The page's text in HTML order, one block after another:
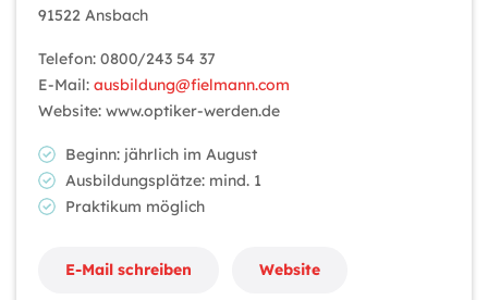
91522 Ansbach
Telefon: 0800/243 54 37
E-Mail: ausbildung@fielmann.com
Website: www.optiker-werden.de
Beginn: jährlich im August
Ausbildungsplätze: mind. 1
Praktikum möglich
E-Mail schreiben Website